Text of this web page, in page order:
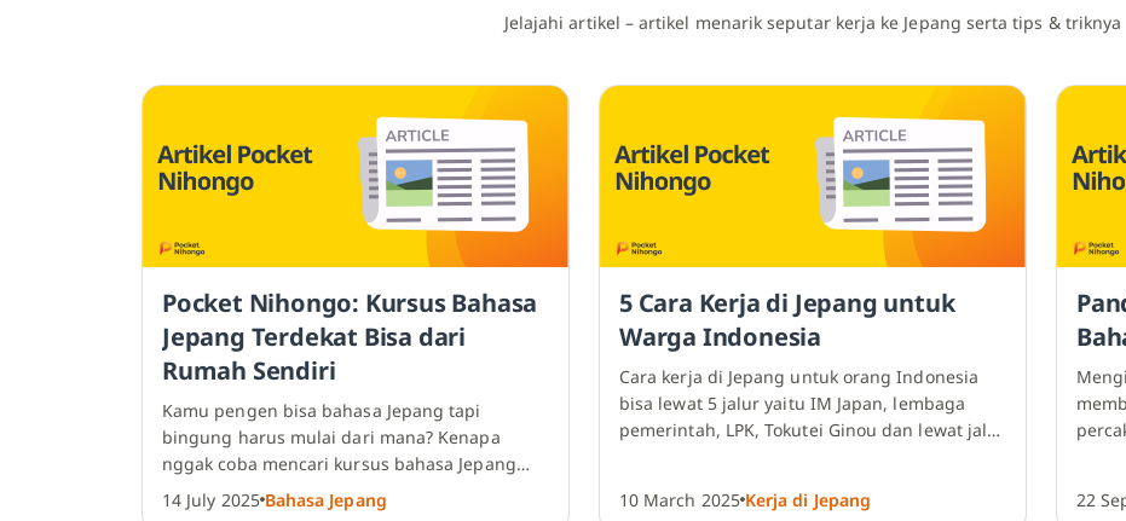
Jelajahi artikel – artikel menarik seputar kerja ke Jepang serta tips & triknya
Pocket Nihongo: Kursus Bahasa
Jepang Terdekat Bisa dari
Rumah Sendiri
Kamu pengen bisa bahasa Jepang tapi
bingung harus mulai dari mana? Kenapa
nggak coba mencari kursus bahasa Jepang
terdekat saja? Cek ulasannya di sini!
14 July 2025 Bahasa Jepang
5 Cara Kerja di Jepang untuk
Warga Indonesia
Cara kerja di Jepang untuk orang Indonesia
bisa lewat 5 jalur yaitu IM Japan, lembaga
pemerintah, LPK, Tokutei Ginou dan lewat jalur
10 March 2025 Kerja di Jepang
22